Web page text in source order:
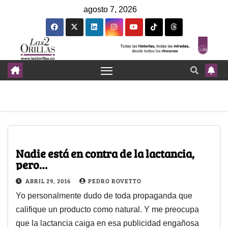
agosto 7, 2026
Nadie está en contra de la lactancia,
pero…
ABRIL 29, 2016 PEDRO ROVETTO
Yo personalmente dudo de toda propaganda que
califique un producto como natural. Y me preocupa
que la lactancia caiga en esa publicidad engañosa